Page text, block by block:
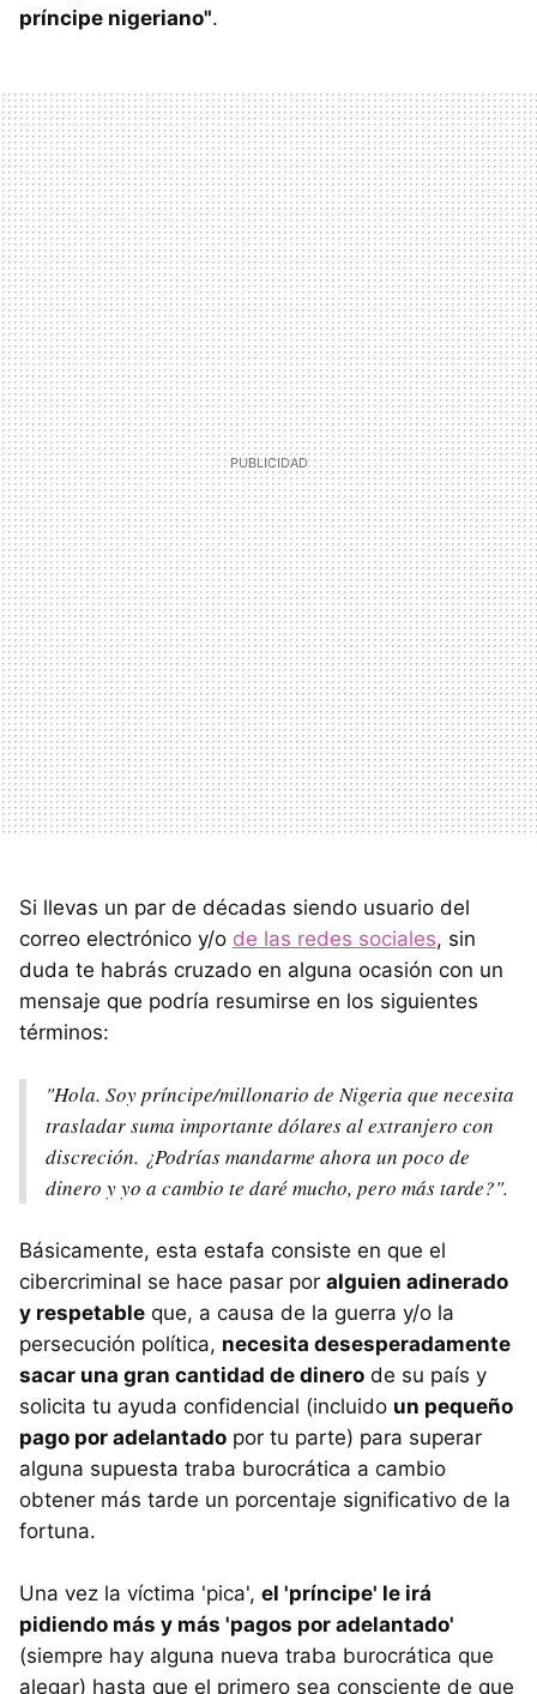
príncipe nigeriano".
Si llevas un par de décadas siendo usuario del
correo electrónico y/o de las redes sociales, sin
duda te habrás cruzado en alguna ocasión con un
mensaje que podría resumirse en los siguientes
términos:
"Hola. Soy príncipe/millonario de Nigeria que necesita
trasladar suma importante dólares al extranjero con
discreción. ¿Podrías mandarme ahora un poco de
dinero y yo a cambio te daré mucho, pero más tarde?".
Básicamente, esta estafa consiste en que el
cibercriminal se hace pasar por alguien adinerado
y respetable que, a causa de la guerra y/o la
persecución política, necesita desesperadamente
sacar una gran cantidad de dinero de su país y
solicita tu ayuda confidencial (incluido un pequeño
pago por adelantado por tu parte) para superar
alguna supuesta traba burocrática a cambio
obtener más tarde un porcentaje significativo de la
fortuna.
Una vez la víctima 'pica', el 'príncipe' le irá
pidiendo más y más 'pagos por adelantado'
(siempre hay alguna nueva traba burocrática que
alegar) hasta que el primero sea consciente de que